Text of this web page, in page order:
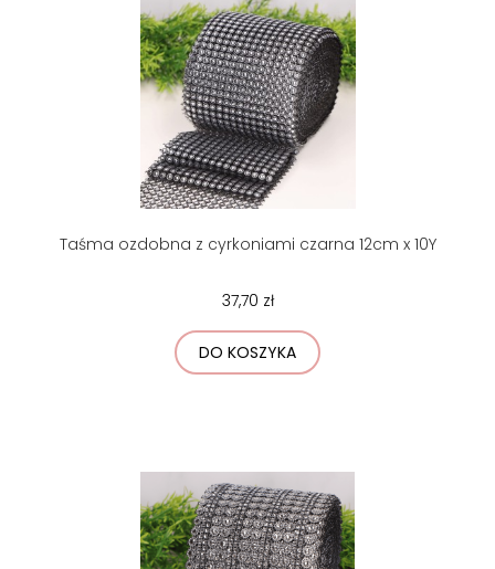
Taśma ozdobna z cyrkoniami czarna 12cm x 10Y
37,70 zł
DO KOSZYKA